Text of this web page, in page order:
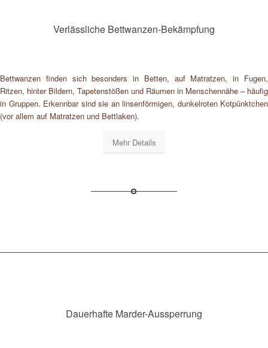
Verlässliche Bettwanzen-Bekämpfung
Bettwanzen finden sich besonders in Betten, auf Matratzen, in Fugen,
Ritzen, hinter Bildern, Tapetenstößen und Räumen in Menschennähe – häufig
in Gruppen. Erkennbar sind sie an linsenförmigen, dunkelroten Kotpünktchen
(vor allem auf Matratzen und Bettlaken).
Mehr Details
Dauerhafte Marder-Aussperrung